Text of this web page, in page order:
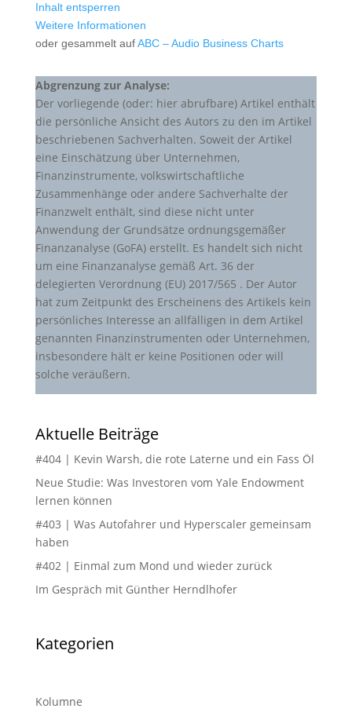
Inhalt entsperren
Weitere Informationen
oder gesammelt aufABC – Audio Business Charts
Abgrenzung zur Analyse:
Der vorliegende (oder: hier abrufbare) Artikel enthält
die persönliche Ansicht des Autors zu den im Artikel
beschriebenen Sachverhalten. Soweit der Artikel
eine Einschätzung über Unternehmen,
Finanzinstrumente, volkswirtschaftliche
Zusammenhänge oder andere Sachverhalte der
Finanzwelt enthält, sind diese nicht unter
Anwendung der Grundsätze ordnungsgemäßer
Finanzanalyse (GoFA) erstellt. Es handelt sich nicht
um eine Finanzanalyse gemäß Art. 36 der
delegierten Verordnung (EU) 2017/565 . Der Autor
hat zum Zeitpunkt des Erscheinens des Artikels kein
persönliches Interesse an allfälligen in dem Artikel
genannten Finanzinstrumenten oder Unternehmen,
insbesondere hält er keine Positionen oder will
solche veräußern.
Aktuelle Beiträge
#404 | Kevin Warsh, die rote Laterne und ein Fass Öl
Neue Studie: Was Investoren vom Yale Endowment
lernen können
#403 | Was Autofahrer und Hyperscaler gemeinsam
haben
#402 | Einmal zum Mond und wieder zurück
Im Gespräch mit Günther Herndlhofer
Kategorien
Kolumne